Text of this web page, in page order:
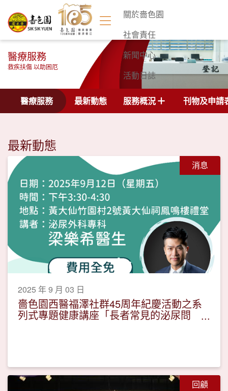
關於嗇色園
社會責任
新聞中心
活動日誌
聯絡我們
醫療服務
救疾扶傷 以助困厄
醫療服務 最新動態 服務概況 刊物及申請
最新動態
消息
2025 年 9 月 03 日
嗇色園西醫福澤社群45周年紀慶活動之系
列式專題健康講座「長者常見的泌尿問
回顧